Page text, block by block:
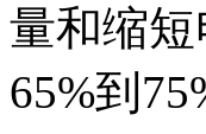
量和缩
65%到